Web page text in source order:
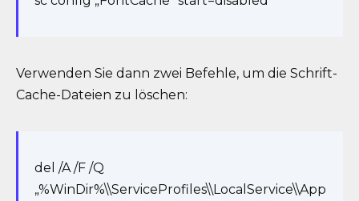
Verwenden Sie dann zwei Befehle, um die Schrift-
Cache-Dateien zu löschen:
del /A /F /Q
„%WinDir%\\ServiceProfiles\\LocalService\\App